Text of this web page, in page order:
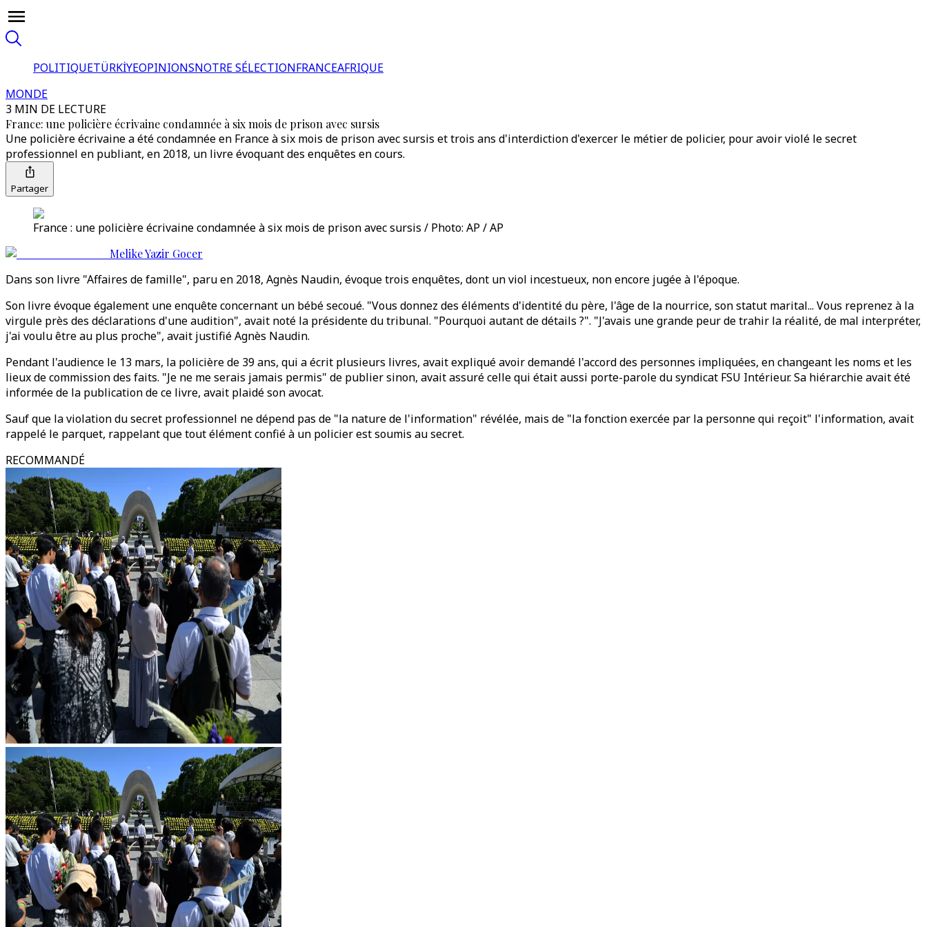
POLITIQUETÜRKİYEOPINIONSNOTRE SÉLECTIONFRANCEAFRIQUE
MONDE
3 MIN DE LECTURE
France: une policière écrivaine condamnée à six mois de prison avec sursis
Une policière écrivaine a été condamnée en France à six mois de prison avec sursis et trois ans d'interdiction d'exercer le métier de policier, pour avoir violé le secret
professionnel en publiant, en 2018, un livre évoquant des enquêtes en cours.
Partager
France : une policière écrivaine condamnée à six mois de prison avec sursis / Photo: AP / AP
Melike Yazir Gocer
Dans son livre "Affaires de famille", paru en 2018, Agnès Naudin, évoque trois enquêtes, dont un viol incestueux, non encore jugée à l'époque.
Son livre évoque également une enquête concernant un bébé secoué. "Vous donnez des éléments d'identité du père, l'âge de la nourrice, son statut marital... Vous reprenez à la
virgule près des déclarations d'une audition", avait noté la présidente du tribunal. "Pourquoi autant de détails ?". "J'avais une grande peur de trahir la réalité, de mal interpréter,
j'ai voulu être au plus proche", avait justifié Agnès Naudin.
Pendant l'audience le 13 mars, la policière de 39 ans, qui a écrit plusieurs livres, avait expliqué avoir demandé l'accord des personnes impliquées, en changeant les noms et les
lieux de commission des faits. "Je ne me serais jamais permis" de publier sinon, avait assuré celle qui était aussi porte-parole du syndicat FSU Intérieur. Sa hiérarchie avait été
informée de la publication de ce livre, avait plaidé son avocat.
Sauf que la violation du secret professionnel ne dépend pas de "la nature de l'information" révélée, mais de "la fonction exercée par la personne qui reçoit" l'information, avait
rappelé le parquet, rappelant que tout élément confié à un policier est soumis au secret.
RECOMMANDÉ